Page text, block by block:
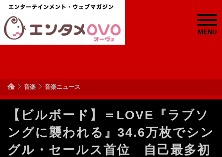
MENU
音楽 音楽ニュース
【ビルボード】＝LOVE『ラブソ
ングに襲われる』34.6万枚でシン
グル・セールス首位 自己最多初